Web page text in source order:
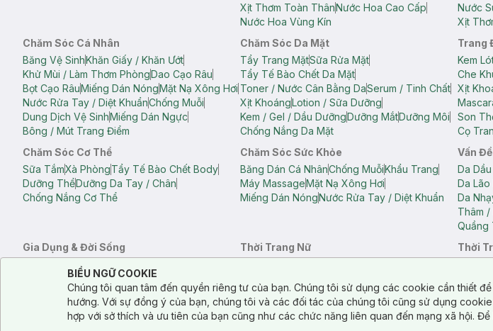
Xịt Thơm Toàn ThânNước Hoa Cao Cấp
Nước Hoa Vùng Kín
Nước
Xịt
Chăm Sóc Cá Nhân
Băng Vệ SinhKhăn Giấy / Khăn Ướt
Khử Mùi / Làm Thơm PhòngDao Cạo Râu
Bọt Cạo RâuMiếng Dán NóngMặt Nạ Xông Hơi
Nước Rửa Tay / Diệt KhuẩnChống Muỗi
Dung Dịch Vệ SinhMiếng Dán Ngực
Bông / Mút Trang Điểm
Chăm Sóc Da Mặt
Tẩy Trang MặtSữa Rửa Mặt
Tẩy Tế Bào Chết Da Mặt
Toner / Nước Cân Bằng DaSerum / Tinh Chất
Xịt KhoángLotion / Sữa Dưỡng
Kem / Gel / Dầu DưỡngDưỡng MắtDưỡng Môi
Chống Nắng Da Mặt
Trang
Kem
Che
Xịt
Son
Cọ
Chăm Sóc Cơ Thể
Sữa TắmXà PhòngTẩy Tế Bào Chết Body
Dưỡng ThểDưỡng Da Tay / Chân
Chống Nắng Cơ Thể
Chăm Sóc Sức Khỏe
Băng Dán Cá NhânChống MuỗiKhẩu Trang
Máy MassageMặt Nạ Xông Hơi
Miếng Dán NóngNước Rửa Tay / Diệt Khuẩn
Vấn
Da
Da Lão
Da
Thâm /
Quầng
Gia Dụng & Đời Sống
Bông Tắm / Phụ Kiện Tắm
Phụ Kiện Điện Thoại Quạt Cầm Tay / Quạt Mini
Khử Mùi / Làm Thơm PhòngNước GiặtNước Xả
Thời Trang Nữ
Quần Lót NữQuần Short Nữ
Thời
Túi Xách
Cookie Consent
Notice about cookies usage
BIỂU NGỮ COOKIE
Chúng tôi quan tâm đến quyền riêng tư của bạn. Chúng tôi sử dụng các cookie cần thiết
hướng. Với sự đồng ý của bạn, chúng tôi và các đối tác của chúng tôi cũng sử dụng
hợp với sở thích và ưu tiên của bạn cũng như các chức năng liên quan đến mạng xã hội.